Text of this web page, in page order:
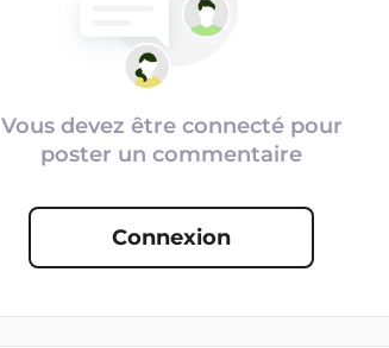
Vous devez être connecté pour
poster un commentaire
Connexion